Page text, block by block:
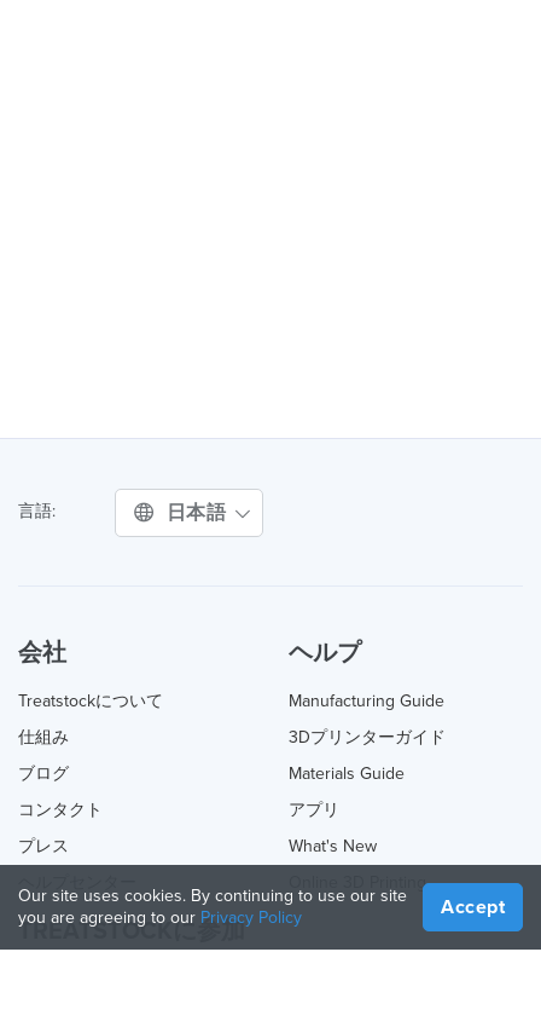
言語: 日本語
会社
Treatstockについて
仕組み
ブログ
コンタクト
プレス
ヘルプ
Manufacturing Guide
3Dプリンターガイド
Materials Guide
アプリ
What's New
Online 3D Printing
TREATSTOCKに参加
Our site uses cookies. By continuing to use our site
you are agreeing to our Privacy Policy Accept